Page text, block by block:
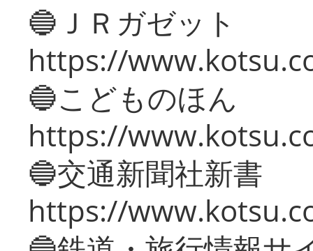
🔵ＪＲガゼット
https://
🔵こどものほん
https://
🔵交通新聞社新書
https://